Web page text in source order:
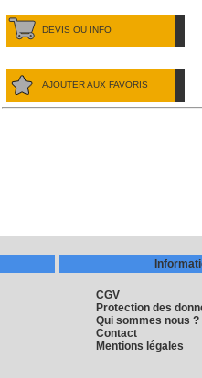
DEVIS OU INFO
AJOUTER AUX FAVORIS
CGV
Protection des
Qui sommes nous ?
Contact
Mentions légales